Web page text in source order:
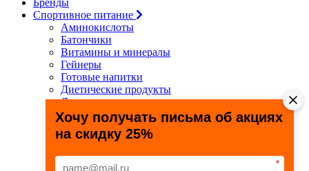
Бренды
Спортивное питание
Аминокислоты
Батончики
Витамины и минералы
Гейнеры
Готовые напитки
Диетические продукты
Для связок и суставов
Жиросжигатели
Здоровье и долголетие
Креатин
Специальные препараты
Хочу получать письма об акциях
на скидку 25%
*